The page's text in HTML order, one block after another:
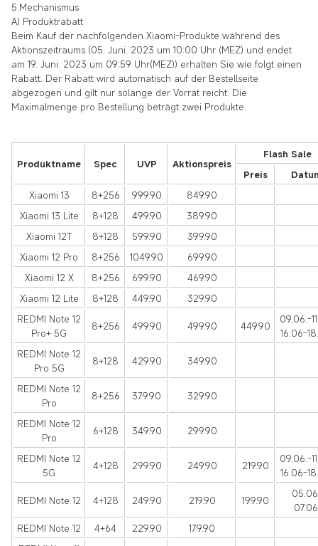
5.Mechanismus
A) Produktrabatt
Beim Kauf der nachfolgenden Xiaomi-Produkte während des
Aktionszeitraums (05. Juni. 2023 um 10:00 Uhr (MEZ) und endet
am 19. Juni. 2023 um 09:59 Uhr(MEZ)) erhalten Sie wie folgt einen
Rabatt. Der Rabatt wird automatisch auf der Bestellseite
abgezogen und gilt nur solange der Vorrat reicht. Die
Maximalmenge pro Bestellung beträgt zwei Produkte.
Produktname Spec UVP Aktionspreis
Flash Sale
Preis
Xiaomi 13
8+256 999.90
849.90
Xiaomi 13 Lite
8+128 499.90
389.90
Xiaomi 12T
8+128 599.90
399.90
Xiaomi 12 Pro
8+256 1049.90
699.90
Xiaomi 12 X
8+256 699.90
469.90
Xiaomi 12 Lite
8+128 449.90
329.90
REDMI Note 12
Pro+ 5G
8+256 499.90 499.90 449.90
09.06.-
16.06-
REDMI Note 12
Pro 5G
8+128 429.90 349.90
REDMI Note 12
Pro
8+256 379.90 329.90
REDMI Note 12
Pro
6+128 349.90 299.90
REDMI Note 12
5G
4+128 299.90 249.90 219.90
09.06.-
16.06-
REDMI Note 12 4+128 249.90 219.90 199.90
REDMI Note 12
4+64 229.90
179.90